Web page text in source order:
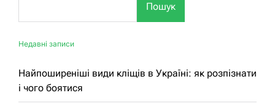
Пошук
Недавні записи
Найпоширеніші види кліщів в Україні: як розпізнати
і чого боятися